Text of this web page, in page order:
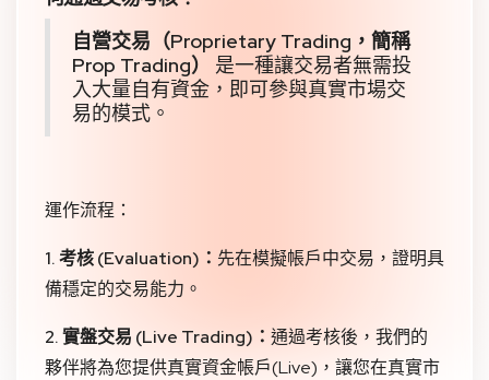
自營交易（Proprietary Trading，簡稱
Prop Trading）
是一種讓交易者無需投
入大量自有資金，即可參與真實市場交
易的模式。
運作流程：
1. 考核 (Evaluation)： 先在模擬帳戶中交易，證明具
備穩定的交易能力。
2.實盤交易 (Live Trading)： 通過考核後，我們的
夥伴將為您提供真實資金帳戶(Live)，讓您在真實市